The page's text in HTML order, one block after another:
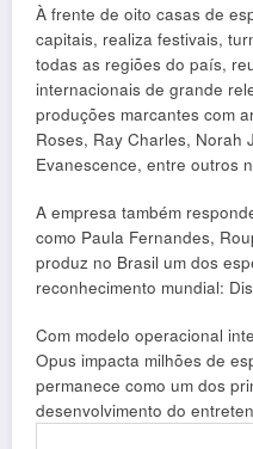
À frente de oito casas de
capitais, realiza festivais,
todas as regiões do país,
internacionais de grande
produções marcantes com
Roses, Ray Charles, Norah
Evanescence, entre outros
A empresa também
como Paula Fernandes,
produz no Brasil um dos
reconhecimento mundial:
Com modelo operacional
Opus impacta milhões de
permanece como um dos
desenvolvimento do